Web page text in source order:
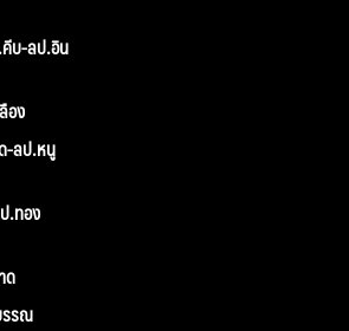
บ-ลป.อิน
อง
-ลป.หนู
.ทอง
ด
รณ